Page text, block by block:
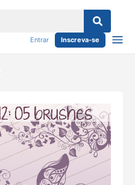
Entrar Inscreva-se